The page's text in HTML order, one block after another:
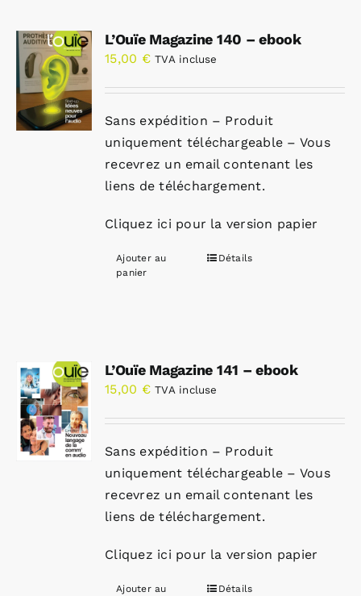
L’Ouïe Magazine 140 – ebook
15,00 € TVA incluse
Sans expédition – Produit
uniquement téléchargeable – Vous
recevrez un email contenant les
liens de téléchargement.
Cliquez ici pour la version papier
Ajouter au
panier
Détails
L’Ouïe Magazine 141 – ebook
15,00 € TVA incluse
Sans expédition – Produit
uniquement téléchargeable – Vous
recevrez un email contenant les
liens de téléchargement.
Cliquez ici pour la version papier
Ajouter au
Détails